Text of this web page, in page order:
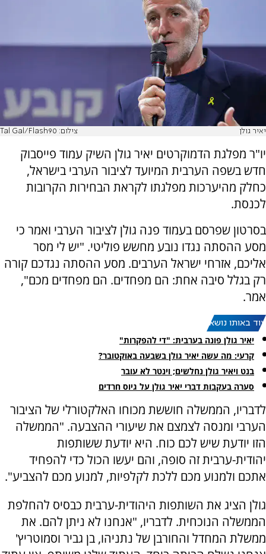
יאיר גולן צילום: Tal Gal/Flash90
יו"ר מפלגת הדמוקרטים יאיר גולן השיק עמוד פייסבוק
חדש בשפה הערבית המיועד לציבור הערבי בישראל,
כחלק מהיערכות מפלגתו לקראת הבחירות הקרובות
לכנסת.
בסרטון שפרסם בעמוד פנה גולן לציבור הערבי ואמר כי
מסע ההסתה נגדו נובע מחשש פוליטי. "יש לי מסר
אליכם, אזרחי ישראל הערבים. מסע ההסתה נגדכם קורה
רק בגלל סיבה אחת: הם מפחדים. הם מפחדים מכם",
אמר.
עוד באותו נושא:
יאיר גולן פונה בערבית: "די להפקרות"
קרעי: מה עשה יאיר גולן בשבעה באוקטובר?
בנט ויאיר גולן נחלשים; וינטר לא עובר
סערה בעקבות דברי יאיר גולן על גיוס חרדים
לדבריו, הממשלה חוששת מכוחו האלקטורלי של הציבור
הערבי ומנסה לצמצם את שיעורי ההצבעה. "הממשלה
הזו יודעת שיש לכם כוח. היא יודעת ששותפות
יהודית-ערבית זה סופה, והם יעשו הכול כדי להפחיד
אתכם ולמנוע מכם ללכת לקלפיות, למנוע מכם להצביע".
גולן הציג את השותפות היהודית-ערבית כבסיס להחלפת
הממשלה הנוכחית. לדבריו, "אנחנו לא ניתן להם. את
ממשלת המחדל והחורבן של נתניהו, בן גביר וסמוטריץ'